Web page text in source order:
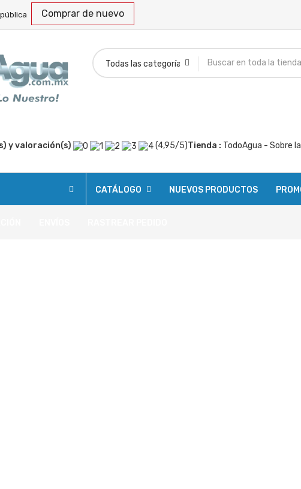
Comprar de nuevo
y valoración(s)
(4,95/5)Tienda : TodoAgua - Sobre
CATÁLOGO NUEVOS PRODUCTOS